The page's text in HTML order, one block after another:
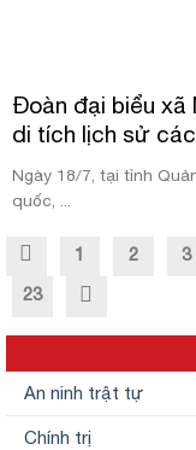
Đoàn đại biểu xã
di tích lịch sử
Ngày 18/7, tại tỉnh
quốc, ...
1 2 3
23
An ninh trật tự
Chính trị